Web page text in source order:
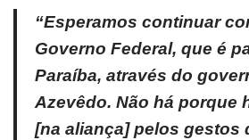
“Esperamos continuar
Governo Federal, que é
Paraíba, através do
Azevêdo. Não há porque
[na aliança] pelos gestos